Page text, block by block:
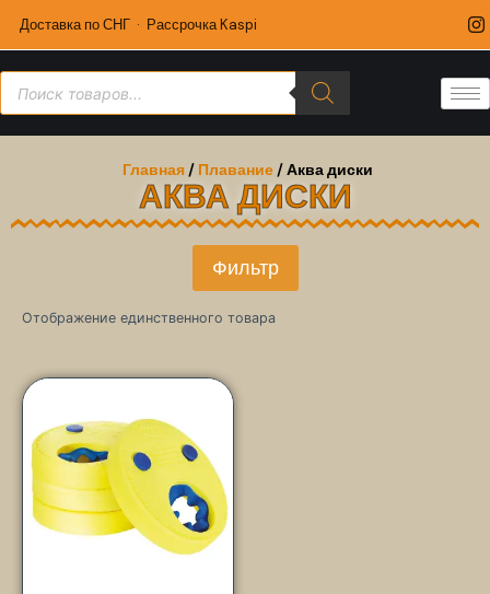
Доставка по СНГ · Рассрочка Kaspi
Главная / Плавание / Аква диски
АКВА ДИСКИ
Фильтр
Отображение единственного товара